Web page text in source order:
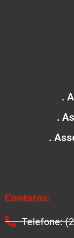
.
.
.
Contatos:
Telefone: